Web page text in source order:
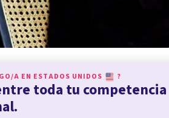
A EN ESTADOS UNIDOS ?
toda tu competencia